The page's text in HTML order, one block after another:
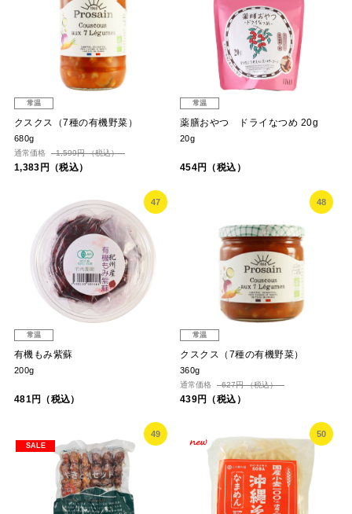
常温
クスクス（7種の有機野菜）
680g
通常価格 1,599円 （税込）
1,383円（税込）
常温
薬膳おやつ ドライなつめ 20g
20g
454円（税込）
47
常温
有機もみ紫蘇
200g
481円（税込）
48
常温
クスクス（7種の有機野菜）
360g
通常価格 627円 （税込）
439円（税込）
49
SALE
50